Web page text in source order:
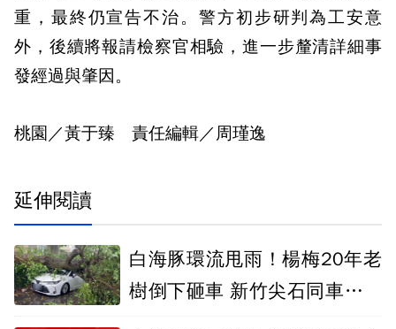
重，最終仍宣告不治。警方初步研判為工安意
外，後續將報請檢察官相驗，進一步釐清詳細事
發經過與肇因。
桃園／黃于臻 責任編輯／周瑾逸
延伸閱讀
白海豚環流甩雨！楊梅20年老
樹倒下砸車 新竹尖石同車高巨